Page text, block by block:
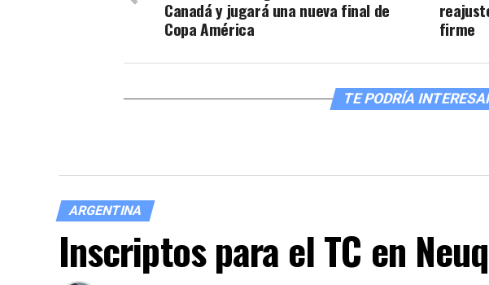
firme
Canadá y jugará una nueva final de
Copa América
TE PODRÍA
ARGENTINA
Inscriptos para el TC en